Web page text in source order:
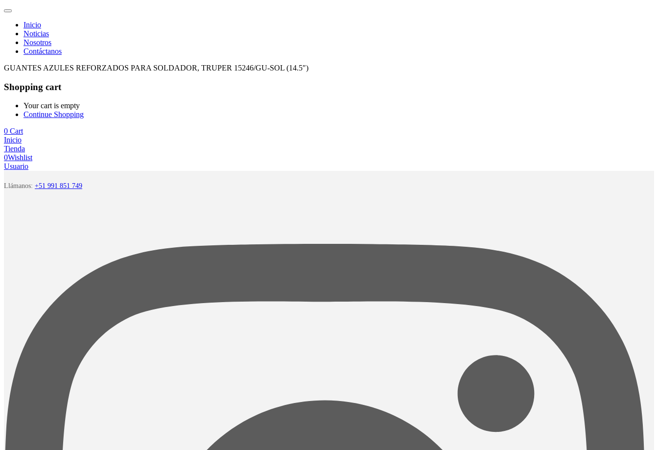
Inicio
Noticias
Nosotros
Contáctanos
GUANTES AZULES REFORZADOS PARA SOLDADOR, TRUPER 15246/GU-SOL (14.5″)
Shopping cart
Your cart is empty
Continue Shopping
0 Cart
Inicio
Tienda
0Wishlist
Usuario
Llámanos: +51 991 851 749